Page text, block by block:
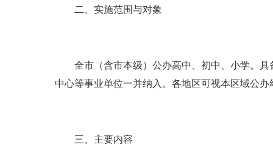
二、实施范围与对象
全市（含市本级）公办高中、初中、小学。具
中心等事业单位一并纳入。各地区可视本区域公
三、主要内容